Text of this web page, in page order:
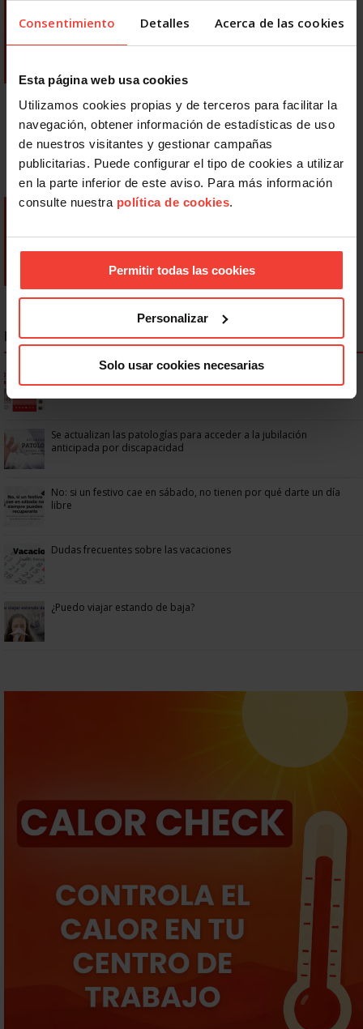
Consentimiento Detalles Acerca de las cookies
Esta página web usa cookies
Utilizamos cookies propias y de terceros para facilitar la
navegación, obtener información de estadísticas de uso
de nuestros visitantes y gestionar campañas
publicitarias. Puede configurar el tipo de cookies a utilizar
en la parte inferior de este aviso. Para más información
consulte nuestra política de cookies.
Permitir todas las cookies
Personalizar
Solo usar cookies necesarias
NOTICIAS MÁS LEÍDAS
Se actualizan las patologías para acceder a la jubilación
anticipada por discapacidad
No: si un festivo cae en sábado, no tienen por qué darte un día
libre
Dudas frecuentes sobre las vacaciones
¿Puedo viajar estando de baja?